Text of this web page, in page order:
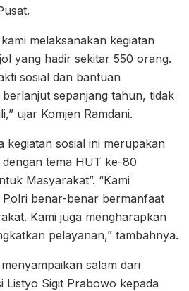
melaksanakan kegiatan
yang hadir sekitar 550 orang.
sosial dan bantuan
sepanjang tahun, tidak
ujar Komjen Ramdani.
kegiatan sosial ini merupakan
tema HUT ke-80
Masyarakat”. “Kami
benar-benar bermanfaat
Kami juga mengharapkan
pelayanan,” tambahnya.
salam dari
Listyo Sigit Prabowo kepada